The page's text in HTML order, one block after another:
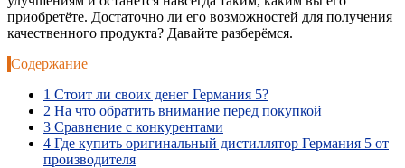
приобретёте. Достаточно ли его возможностей для получения
качественного продукта? Давайте разберёмся.
Содержание
1 Стоит ли своих денег Германия 5?
2 На что обратить внимание перед покупкой
3 Сравнение с конкурентами
4 Где купить оригинальный дистиллятор Германия 5 от
производителя